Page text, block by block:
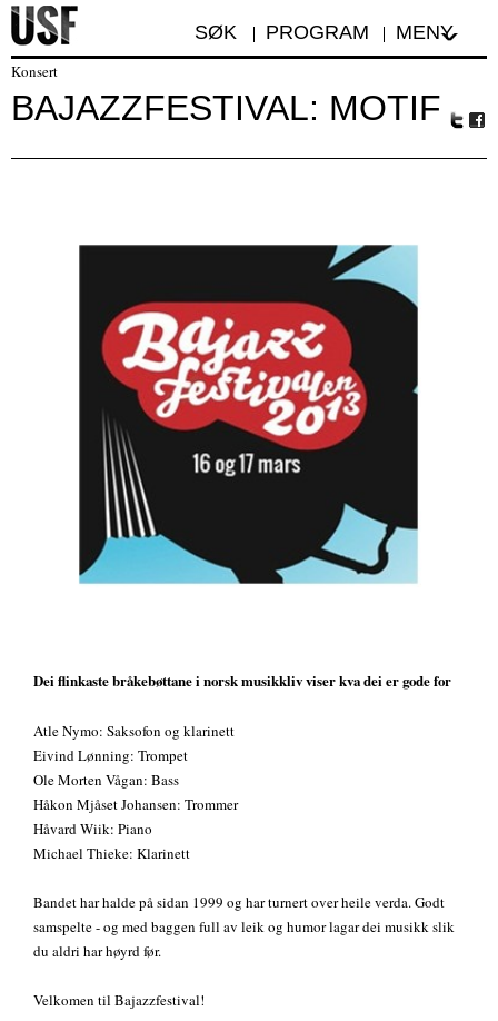
SØK PROGRAM MENY
Konsert
BAJAZZFESTIVAL: MOTIF
Dei flinkaste bråkebøttane i norsk musikkliv viser kva dei er gode for
Atle Nymo: Saksofon og klarinett
Eivind Lønning: Trompet
Ole Morten Vågan: Bass
Håkon Mjåset Johansen: Trommer
Håvard Wiik: Piano
Michael Thieke: Klarinett
Bandet har halde på sidan 1999 og har turnert over heile verda. Godt
samspelte - og med baggen full av leik og humor lagar dei musikk slik
du aldri har høyrd før.
Velkomen til Bajazzfestival!